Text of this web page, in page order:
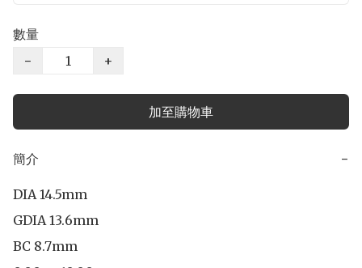
數量
−
+
加至購物車
簡介 −
DIA 14.5mm
GDIA 13.6mm
BC 8.7mm